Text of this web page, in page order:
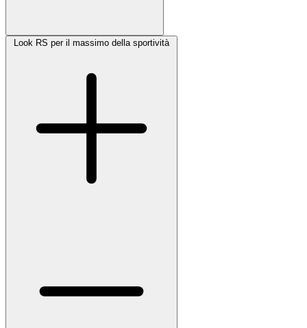
Look RS per il massimo della sportività